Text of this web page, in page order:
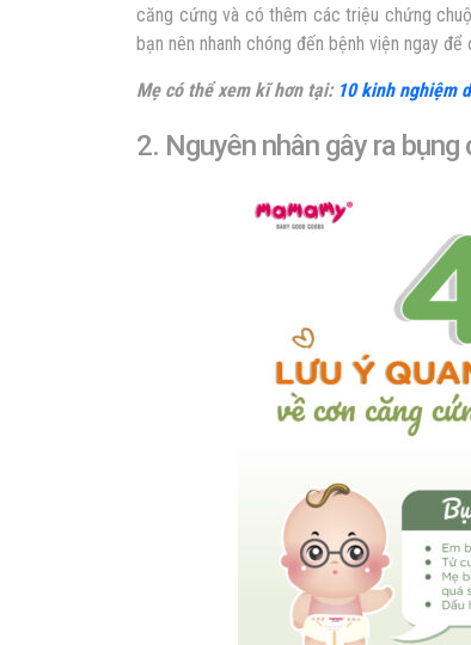
căng cứng và có thêm các triệu chứng
bạn nên nhanh chóng đến bệnh viện ngay
Mẹ có thể xem kĩ hơn tại: 10 kinh nghiệm
2. Nguyên nhân gây ra bụng